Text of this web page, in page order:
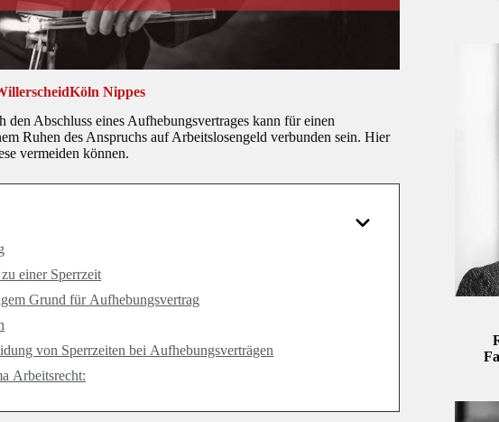
Nippes
Abschluss eines Aufhebungsvertrages kann für einen
Ruhen des Anspruchs auf Arbeitslosengeld verbunden sein. Hier
vermeiden können.
einer Sperrzeit
Grund für Aufhebungsvertrag
von Sperrzeiten bei Aufhebungsverträgen
Arbeitsrecht: